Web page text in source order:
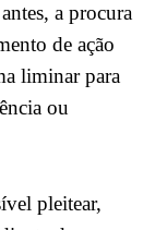
a procura
de ação
liminar para
ou
pleitear,